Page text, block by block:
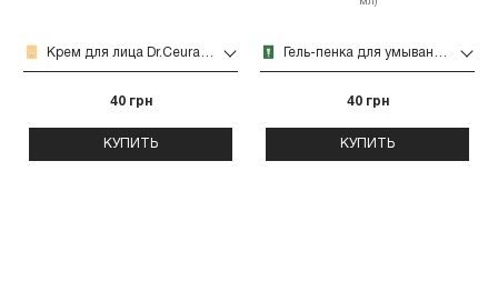
40 грн
КУПИТЬ
40 грн
КУПИТЬ